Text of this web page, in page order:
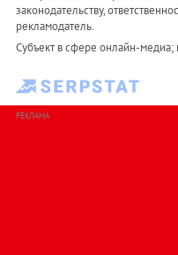
законодательству,
рекламодатель.
Субъект в сфере онлайн-
РЕКЛАМА